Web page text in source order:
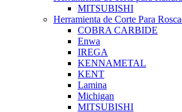
MITSUBISHI
Herramienta de Corte Para
COBRA CARBIDE
Enwa
IREGA
KENNAMETAL
KENT
Lamina
Michigan
MITSUBISHI